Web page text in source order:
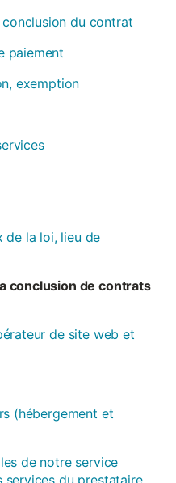
du contrat
paiement
exemption
de la loi, lieu de
conclusion de contrats
de site web et
(hébergement et
de notre service
services du prestataire